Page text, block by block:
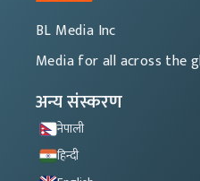
BL Media Inc
Media for all across the
अन्य संस्करण
नेपाली
हिन्दी